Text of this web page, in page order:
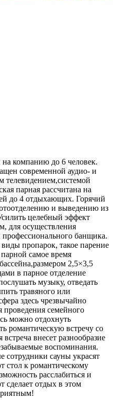
компанию до 6 человек.
современной аудио- и
телевидением,системой
парная рассчитана на
до 4 отдыхающих. Горячий
и выведению из
целебный эффект
для осуществления
профессионального банщика.
пропарок, такое парение
самое время
2,5×3,5
в парное отделение
музыку, отведать
травяного или
здесь чрезвычайно
проведения семейного
можно отдохнуть
романтическую встречу со
внесет разнообразие
воспоминания.
сотрудники сауны украсят
стол к романтическому
расслабиться и
сделает отдых в этом